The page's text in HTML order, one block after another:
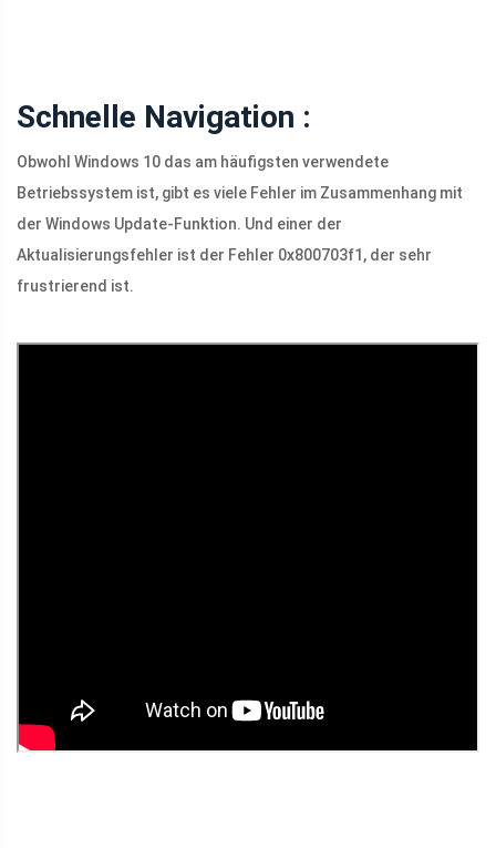
Schnelle Navigation :
Obwohl Windows 10 das am häufigsten verwendete
Betriebssystem ist, gibt es viele Fehler im Zusammenhang mit
der Windows Update-Funktion. Und einer der
Aktualisierungsfehler ist der Fehler 0x800703f1, der sehr
frustrierend ist.